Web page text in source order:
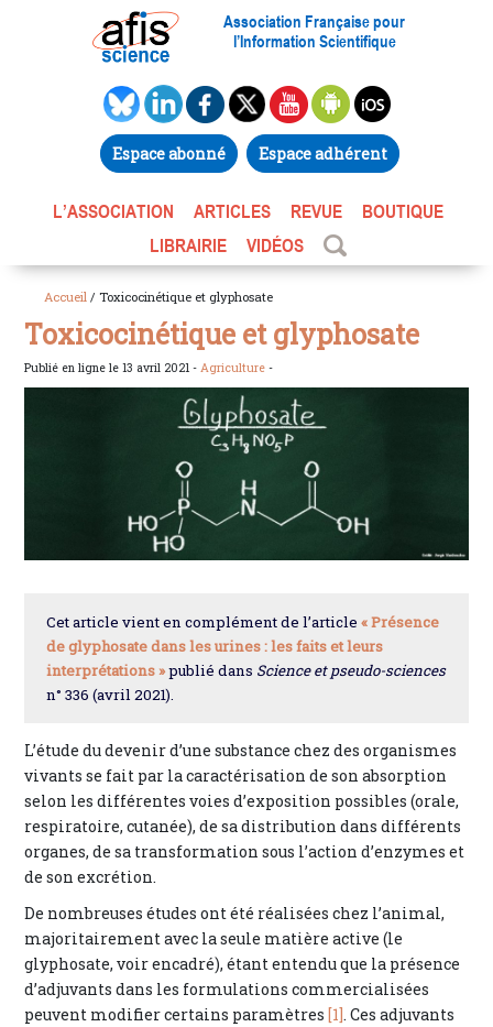
Association Française pour
l’Information Scientifique
Espace abonné Espace adhérent
L’ASSOCIATION ARTICLES REVUE
BOUTIQUE
LIBRAIRIE
VIDÉOS
Accueil / Toxicocinétique et glyphosate
Toxicocinétique et glyphosate
Publié en ligne le 13 avril 2021 -Agriculture -
Cet article vient en complément de l’article« Présence
de glyphosate dans les urines : les faits et leurs
interprétations »publié dans Science et pseudo-sciences
n° 336 (avril 2021).
L’étude du devenir d’une substance chez des organismes
vivants se fait par la caractérisation de son absorption
selon les différentes voies d’exposition possibles (orale,
respiratoire, cutanée), de sa distribution dans différents
organes, de sa transformation sous l’action d’enzymes et
de son excrétion.
De nombreuses études ont été réalisées chez l’animal,
majoritairement avec la seule matière active (le
glyphosate, voir encadré), étant entendu que la présence
d’adjuvants dans les formulations commercialisées
peuvent modifier certains paramètres[1]. Ces adjuvants